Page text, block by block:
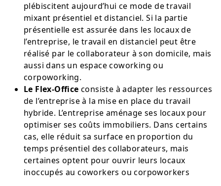
plébiscitent aujourd’hui ce mode de travail
mixant présentiel et distanciel. Si la partie
présentielle est assurée dans les locaux de
l’entreprise, le travail en distanciel peut être
réalisé par le collaborateur à son domicile, mais
aussi dans un espace coworking ou
corpoworking.
Le Flex-Office consiste à adapter les ressources
de l’entreprise à la mise en place du travail
hybride. L’entreprise aménage ses locaux pour
optimiser ses coûts immobiliers. Dans certains
cas, elle réduit sa surface en proportion du
temps présentiel des collaborateurs, mais
certaines optent pour ouvrir leurs locaux
inoccupés au coworkers ou corpoworkers